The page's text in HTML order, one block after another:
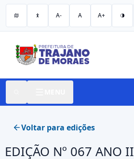
A- A A+
Voltar para edições
EDIÇÃO Nº 067 ANO II